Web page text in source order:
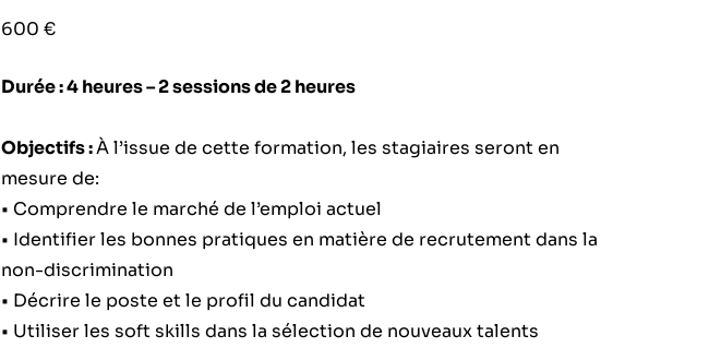
600 €
Durée : 4 heures – 2 sessions de 2 heures
Objectifs :À l’issue de cette formation, les stagiaires seront en
mesure de:
• Comprendre le marché de l’emploi actuel
• Identifier les bonnes pratiques en matière de recrutement dans la
non-discrimination
• Décrire le poste et le profil du candidat
• Utiliser les soft skills dans la sélection de nouveaux talents